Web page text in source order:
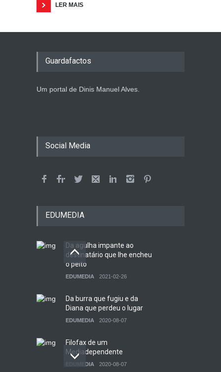
LER MAIS
Guardafactos
Um portal de Dinis Manuel Alves.
Social Media
EDUMEDIA
Da agulha impante ao
destinatário que lhe encheu
o peito
EDUMEDIA 2021-02-26
Da burra que fugiu e da
Diana que perdeu o lugar
EDUMEDIA 2020-08-07
Filofax de um
Mediadependente
EDUMEDIA 2020-08-07